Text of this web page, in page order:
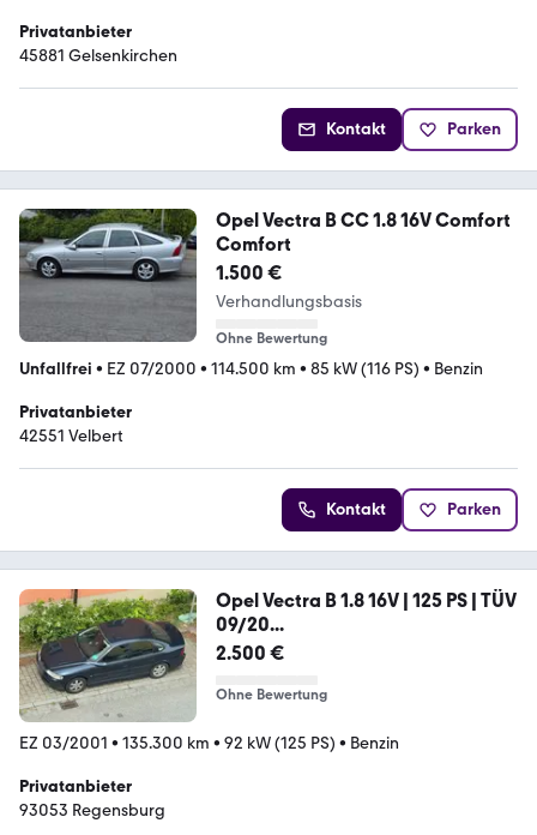
Privatanbieter
45881 Gelsenkirchen
Kontakt Parken
Opel Vectra B CC 1.8 16V Comfort
Comfort
1.500 €
Verhandlungsbasis
Ohne Bewertung
Unfallfrei • EZ 07/2000 • 114.500 km • 85 kW (116 PS) • Benzin
Privatanbieter
42551 Velbert
Kontakt Parken
Opel Vectra B 1.8 16V | 125 PS | TÜV
09/20...
2.500 €
Ohne Bewertung
EZ 03/2001 • 135.300 km • 92 kW (125 PS) • Benzin
Privatanbieter
93053 Regensburg